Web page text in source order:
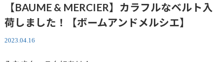
【BAUME & MERCIER】カラフルなベルト入
荷しました！【ボームアンドメルシエ】
2023.04.16